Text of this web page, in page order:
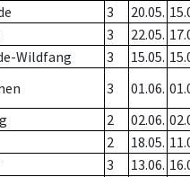
3 20.05.
3 22.05.
Wildfang 3 15.05.
3 01.06.
2 02.06.
2 18.05.
3 13.06.